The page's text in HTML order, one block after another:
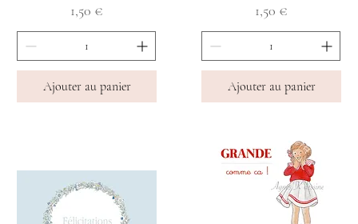
Prix
1,50 €
Ajouter au panier
Prix
1,50 €
Ajouter au panier